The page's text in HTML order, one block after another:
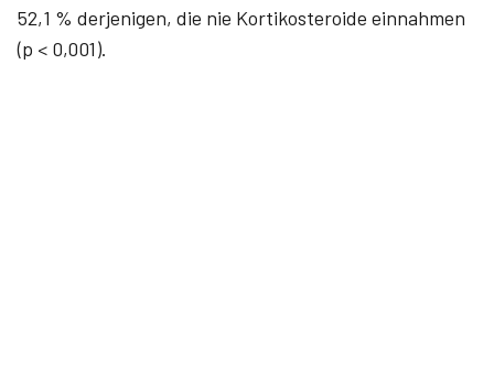
52,1 % derjenigen, die nie Kortikosteroide einnahmen
(p < 0,001).